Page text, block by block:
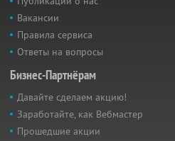
Вакансии
Правила сервиса
Ответы на вопросы
Бизнес-Партнёрам
Давайте сделаем акцию!
Заработайте, как Вебмастер
Прошедшие акции